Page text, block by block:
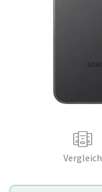
Vergleich